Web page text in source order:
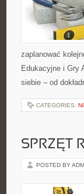
zaplanować
Edukacyjne i Gry
siebie – od
CATEGORIES:
SPRZĘT
POSTED BY